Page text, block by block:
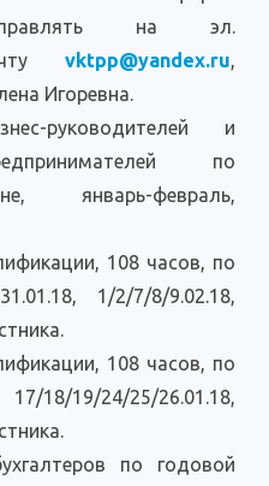
мероприятия
январь-
2018
год!!!
на эл.
vktpp@yandex.ru,
Игоревна.
руководителей и
по
январь-февраль,
108 часов, по
1/2/7/8/9.02.18,
108 часов, по
18/19/24/25/26.01.18,
по годовой